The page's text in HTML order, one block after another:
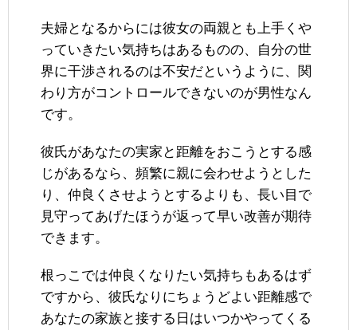
夫婦となるからには彼女の両親とも上手くや
っていきたい気持ちはあるものの、自分の世
界に干渉されるのは不安だというように、関
わり方がコントロールできないのが男性なん
です。
彼氏があなたの実家と距離をおこうとする感
じがあるなら、頻繁に親に会わせようとした
り、仲良くさせようとするよりも、長い目で
見守ってあげたほうが返って早い改善が期待
できます。
根っこでは仲良くなりたい気持ちもあるはず
ですから、彼氏なりにちょうどよい距離感で
あなたの家族と接する日はいつかやってくる